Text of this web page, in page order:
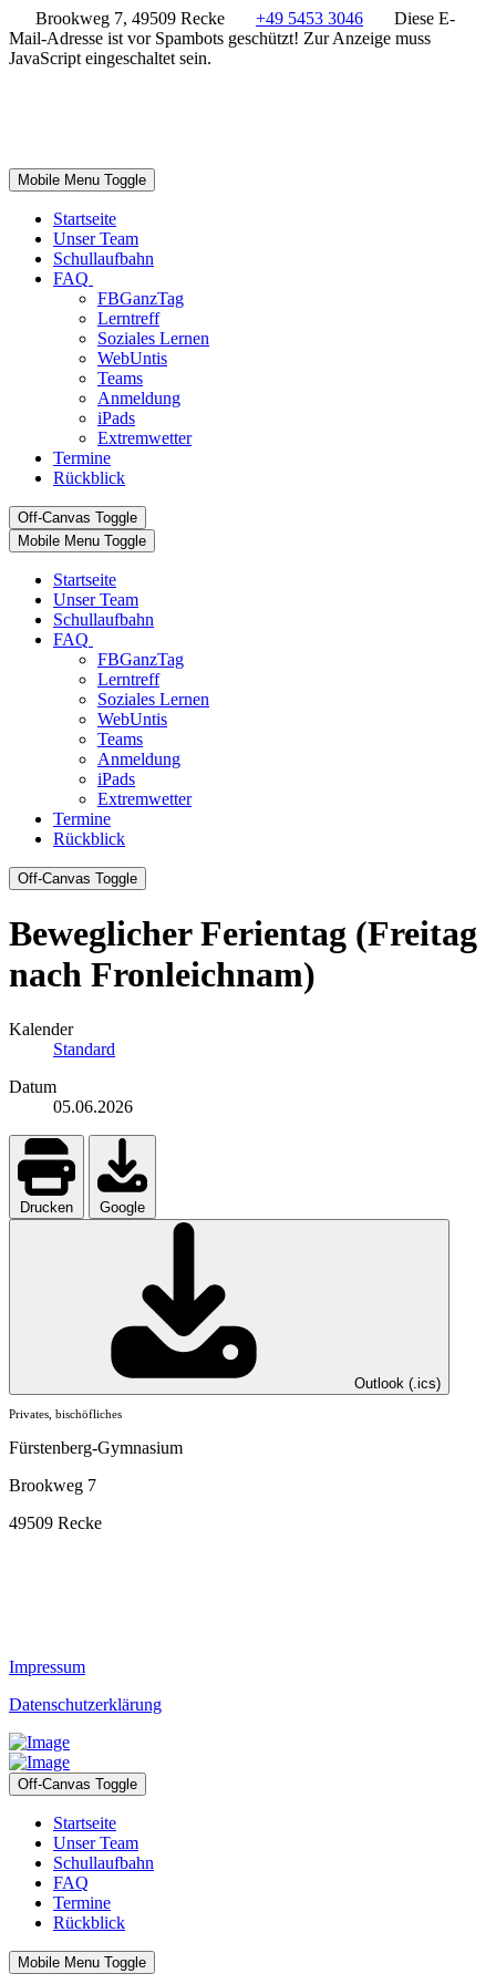
Brookweg 7, 49509 Recke +49 5453 3046
Diese E-
Mail-Adresse ist vor Spambots geschützt! Zur Anzeige muss
JavaScript eingeschaltet sein.
Mobile Menu Toggle
Startseite
Unser Team
Schullaufbahn
FAQ
FBGanzTag
Lerntreff
Soziales Lernen
WebUntis
Teams
Anmeldung
iPads
Extremwetter
Termine
Rückblick
Off-Canvas Toggle
Mobile Menu Toggle
Startseite
Unser Team
Schullaufbahn
FAQ
FBGanzTag
Lerntreff
Soziales Lernen
WebUntis
Teams
Anmeldung
iPads
Extremwetter
Termine
Rückblick
Off-Canvas Toggle
Beweglicher Ferientag (Freitag
nach Fronleichnam)
Kalender
Standard
Datum
05.06.2026
Drucken Google
Outlook (.ics)
Privates, bischöfliches
Fürstenberg-Gymnasium
Brookweg 7
49509 Recke
Impressum
Datenschutzerklärung
Off-Canvas Toggle
Startseite
Unser Team
Schullaufbahn
FAQ
Termine
Rückblick
Mobile Menu Toggle